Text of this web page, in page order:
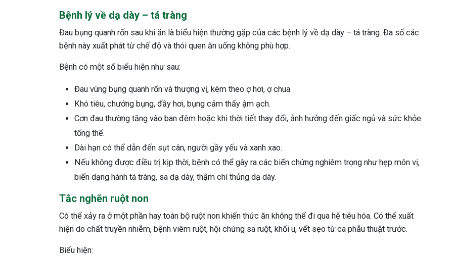
Bệnh lý về dạ dày – tá tràng
Đau bụng quanh rốn sau khi ăn là biểu hiện thường gặp của các bệnh lý về dạ dày – tá tràng. Đa số các
bệnh này xuất phát từ chế độ và thói quen ăn uống không phù hợp.
Bệnh có một số biểu hiện như sau:
Đau vùng bụng quanh rốn và thượng vị, kèm theo ợ hơi, ợ chua.
Khó tiêu, chướng bụng, đầy hơi, bụng cảm thấy ậm ạch.
Cơn đau thường tăng vào ban đêm hoặc khi thời tiết thay đổi, ảnh hưởng đến giấc ngủ và sức khỏe
tổng thể.
Dài hạn có thể dẫn đến sụt cân, người gầy yếu và xanh xao.
Nếu không được điều trị kịp thời, bệnh có thể gây ra các biến chứng nghiêm trọng như hẹp môn vị,
biến dạng hành tá tráng, sa dạ dày, thậm chí thủng dạ dày.
Tắc nghẽn ruột non
Có thể xảy ra ở một phần hay toàn bộ ruột non khiến thức ăn không thể đi qua hệ tiêu hóa. Có thể xuất
hiện do chất truyền nhiễm, bệnh viêm ruột, hội chứng sa ruột, khối u, vết sẹo từ ca phẫu thuật trước.
Biểu hiện: